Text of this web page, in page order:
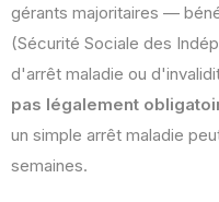
gérants majoritaires —
(Sécurité Sociale des
d'arrêt maladie ou
pas légalement
un simple arrêt maladie
semaines.